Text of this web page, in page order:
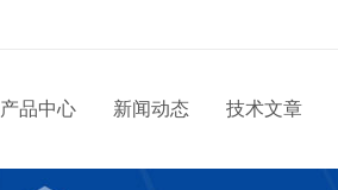
产品中心 新闻动态 技术文章